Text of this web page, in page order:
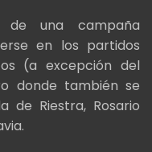
de una campaña
en los partidos
(a excepción del
donde también se
de Riestra, Rosario